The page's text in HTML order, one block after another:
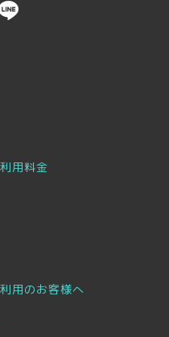
用料金
用のお客様へ